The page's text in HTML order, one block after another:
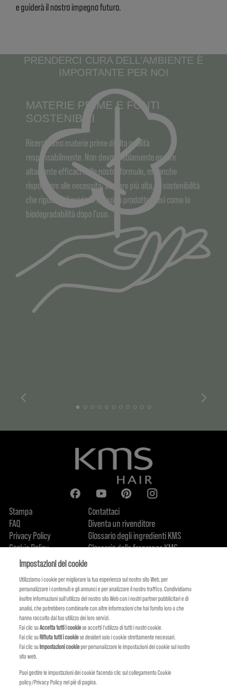
e guiderà il nostro impegno futuro.
PRENDERCI CURA DELL'AMBIENTE È
IMPORTANTE PER NOI
MATERIE PRIME E FONTI
SOSTENIBILI
Ricerchiamo materie prime di alta qualità
responsabilmente. Non devono solamente essere
altamente efficaci nelle nostre formule, ma anche
rispondere alle necessità, sempre più alta, di sostenibilità
che riguarda il modo in cui sono prodotte, così come la
biodegradabilità dopo l'uso.
Stampa
FAQ
Privacy Policy
Cookie Policy
Chi siamo
Contattaci
Diventa un rivenditore
Glossario degli ingredienti KMS
Glossario delle fragranze KMS
Impostazioni dei cookie
Utilizziamo i cookie per migliorare la tua esperienza sul nostro sito Web, per
personalizzare i contenuti e gli annunci e per analizzare il nostro traffico. Condividiamo
inoltre informazioni sull'utilizzo del nostro sito Web con i nostri partner pubblicitari e di
analisi, che potrebbero combinarle con altre informazioni che hai fornito loro o che
hanno raccolto dal tuo utilizzo dei loro servizi.
Fai clic suAccetta tutti i cookiese accetti l'utilizzo di tutti i nostri cookie.
Fai clic suRifiuta tutti i cookiese desideri solo i cookie strettamente necessari.
Fai clic suImpostazioni cookieper personalizzare le impostazioni dei cookie sul nostro
sito web.
Puoi gestire le impostazioni dei cookie facendo clic sul collegamento Cookie
policy/Privacy Policy nel piè di pagina.